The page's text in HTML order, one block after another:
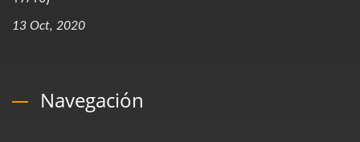
13 Oct, 2020
Navegación